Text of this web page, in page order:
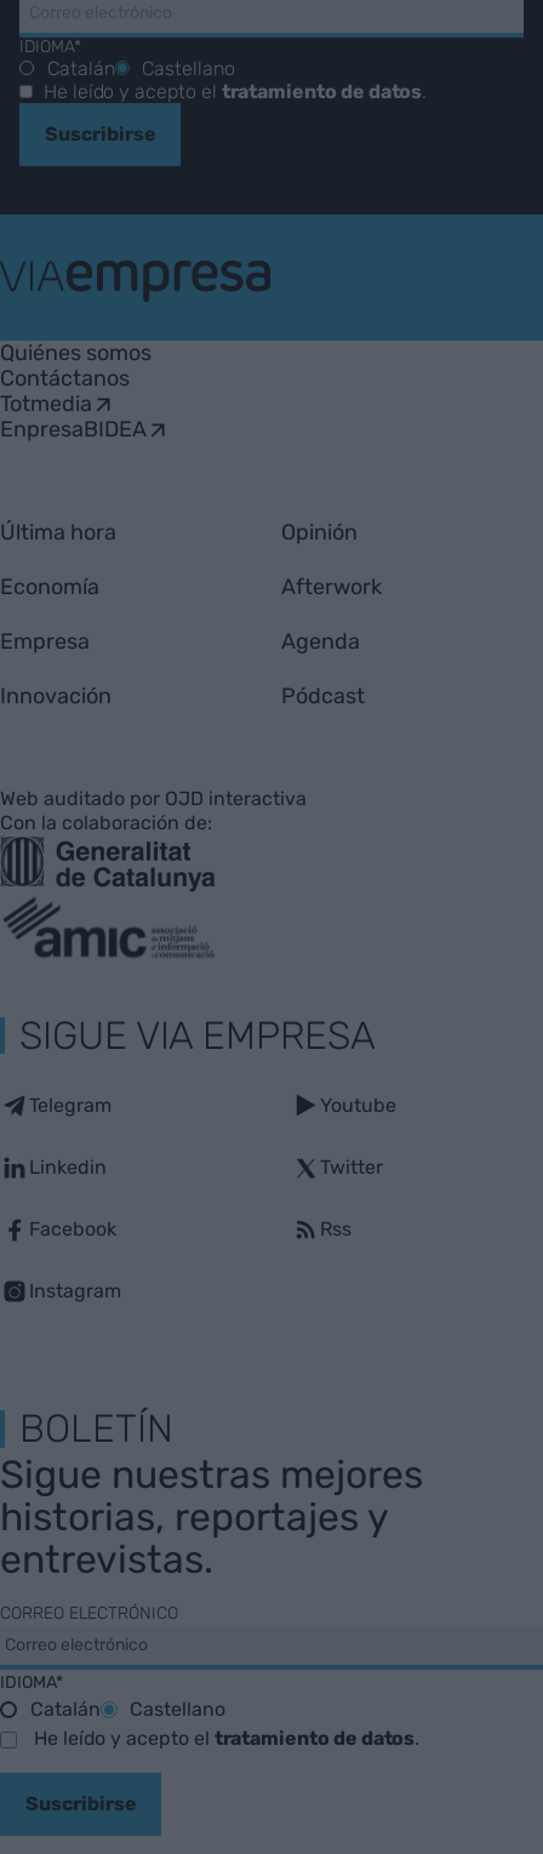
IDIOMA*
Catalán
Castellano
He leído y acepto el tratamiento de datos.
Suscribirse
Empresa
Quiénes somos
Contáctanos
Totmedia
EnpresaBIDEA
Última hora
Economía
Empresa
Innovación
Opinión
Afterwork
Agenda
Pódcast
Web auditado por OJD interactiva
Con la colaboración de:
SIGUE VIA EMPRESA
Telegram
Linkedin
Facebook
Instagram
Youtube
Twitter
Rss
BOLETÍN
Sigue nuestras mejores
historias, reportajes y
entrevistas.
CORREO ELECTRÓNICO
IDIOMA*
Catalán
Castellano
He leído y acepto el tratamiento de datos.
Suscribirse